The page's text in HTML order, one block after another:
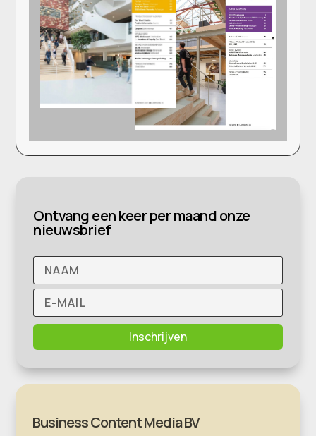
Ontvang een keer per maand onze
nieuwsbrief
Inschrijven
Business Content Media BV